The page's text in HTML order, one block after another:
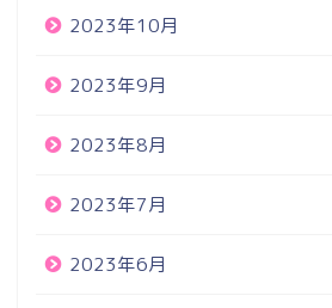
2023年10月
2023年9月
2023年8月
2023年7月
2023年6月